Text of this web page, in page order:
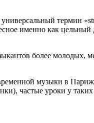
термин
именно как
более молодых,
музыки в
частые уроки у таких